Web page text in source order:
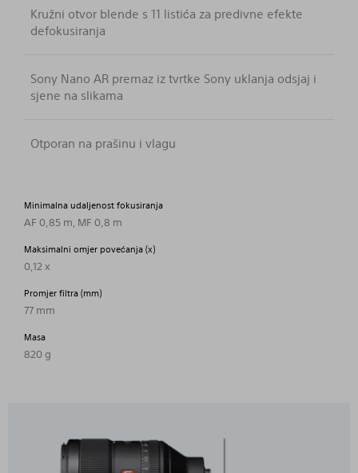
Kružni otvor blende s 11 listića za predivne efekte
defokusiranja
Sony Nano AR premaz iz tvrtke Sony uklanja odsjaj i
sjene na slikama
Otporan na prašinu i vlagu
Minimalna udaljenost fokusiranja
AF 0,85 m, MF 0,8 m
Maksimalni omjer povećanja (x)
0,12 x
Promjer filtra (mm)
77 mm
Masa
820 g